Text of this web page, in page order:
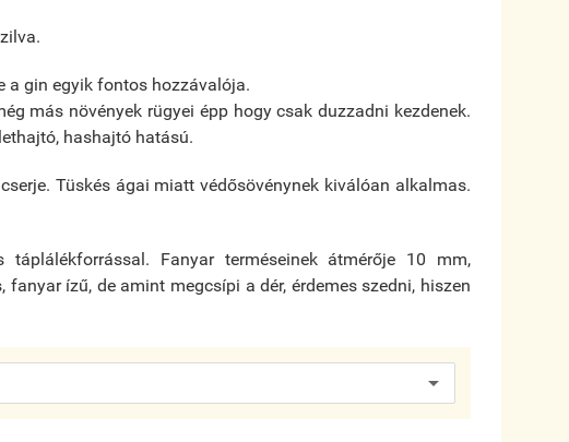
a gin egyik fontos hozzávalója.
más növények rügyei épp hogy csak duzzadni kezdenek.
hashajtó hatású.
Tüskés ágai miatt védősövénynek kiválóan alkalmas.
Fanyar terméseinek átmérője 10 mm,
fanyar ízű, de amint megcsípi a dér, érdemes szedni, hiszen